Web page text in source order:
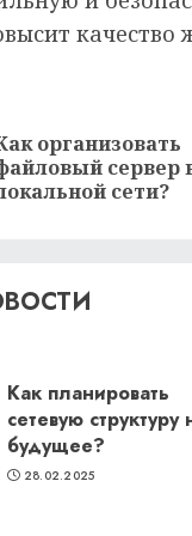
качество
организовать
сервер
сети?
Как планировать
сетевую структуру
будущее?
28.02.2025